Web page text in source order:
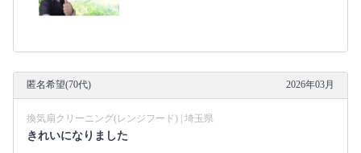
匿名希望(70代) 2026年03月
換気扇クリーニング(レンジフード) | 埼玉県
きれいになりました